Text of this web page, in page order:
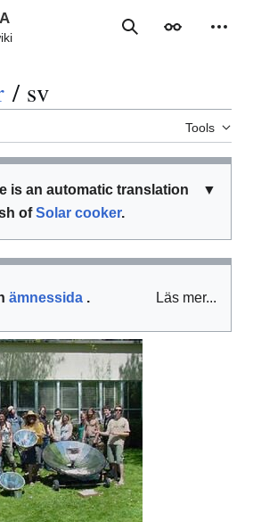
SearchAppearance
/ sv
Tools
▼
is an automatic translation
ofSolar cooker.
ämnessida . Läs mer...